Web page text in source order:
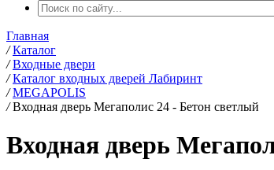
Главная
/ Каталог
/ Входные двери
/ Каталог входных дверей Лабиринт
/ MEGAPOLIS
/ Входная дверь Мегаполис 24 - Бетон светлый
Входная дверь